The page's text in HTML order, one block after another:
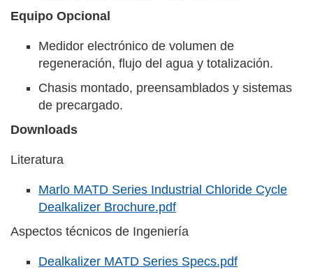
Equipo Opcional
Medidor electrónico de volumen de
regeneración, flujo del agua y totalización.
Chasis montado, preensamblados y sistemas
de precargado.
Downloads
Literatura
Marlo MATD Series Industrial Chloride Cycle
Dealkalizer Brochure.pdf
Aspectos técnicos de Ingeniería
Dealkalizer MATD Series Specs.pdf